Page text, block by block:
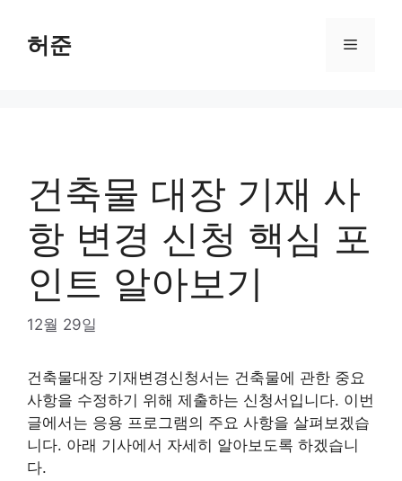
content
허준 Menu
건축물 대장 기재 사
항 변경 신청 핵심 포
인트 알아보기
12월 29일
건축물대장 기재변경신청서는 건축물에 관한 중요
사항을 수정하기 위해 제출하는 신청서입니다. 이번
글에서는 응용 프로그램의 주요 사항을 살펴보겠습
니다. 아래 기사에서 자세히 알아보도록 하겠습니
다.